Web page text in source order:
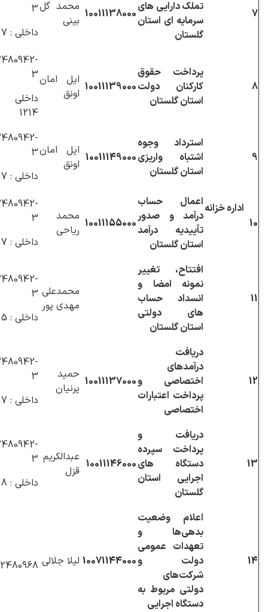
اداره خزانه
7
تملک دارایی های
سرمایه ای استان
گلستان
10011138000 محمد گل
بینی
3
داخلی : 1217
8
پرداخت حقوق
کارکنان دولت
استان گلستان
10011139000 ایل امان
اونق
3
1214
9
استرداد وجوه
اشتباه واریزی
استان گلستان
10011149000 ایل امان
اونق
3
داخلی : 1217
10
اعمال حساب
درآمد و صدور
تأییدیه درآمد
استان گلستان
10011155000 محمد
ریاحی
3
داخلی : 1217
11
افتتاح، تغییر
نمونه امضا و
انسداد حساب
های دولتی
استان گلستان
محمدعلی
مهدی پور
3
داخلی : 1215
12
دریافت
درآمدهای
اختصاصی و
پرداخت اعتبارات
اختصاصی
10011137000 حمید
پرنیان
3
داخلی : 1217
13
دریافت و
پرداخت سپرده
دستگاه های
اجرایی استان
گلستان
10011146000 عبدالکریم
قزل
3
داخلی : 1218
14
اعلام وضعیت
بدهی‌ها و
تعهدات عمومی
دولت و
شرکت‌های
دولتی مربوط به
دستگاه اجرایی
10071144000 لیلا جلالی